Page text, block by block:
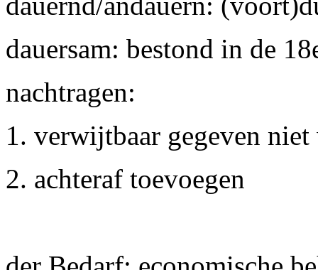
dauersam: bestond in de
nachtragen:
1. verwijtbaar gegeven
2. achteraf toevoegen